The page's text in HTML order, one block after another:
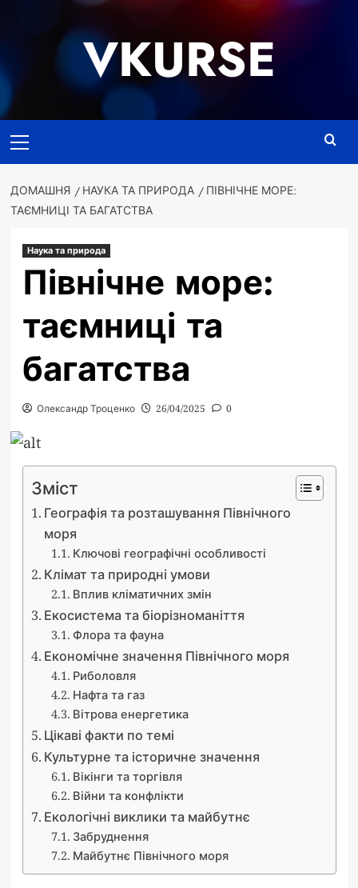
VKURSE
меню
ДОМАШНЯ НАУКА ТА ПРИРОДА
ПІВНІЧНЕ МОРЕ:
ТАЄМНИЦІ ТА БАГАТСТВА
Наука та природа
Північне море:
таємниці та
багатства
Олександр Троценко 26/04/2025 0
Зміст
Географія та розташування Північного
моря
Ключові географічні особливості
Клімат та природні умови
Вплив кліматичних змін
Екосистема та біорізноманіття
Флора та фауна
Економічне значення Північного моря
Риболовля
Нафта та газ
Вітрова енергетика
Цікаві факти по темі
Культурне та історичне значення
Вікінги та торгівля
Війни та конфлікти
Екологічні виклики та майбутнє
Забруднення
Майбутнє Північного моря